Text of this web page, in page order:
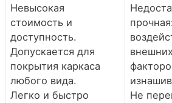
Невысокая
стоимость и
доступность.
Допускается для
покрытия каркаса
любого вида.
Легко и быстро
Не